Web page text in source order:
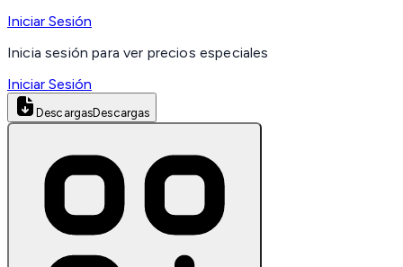
Iniciar Sesión
Inicia sesión para ver precios especiales
Iniciar Sesión
DescargasDescargas